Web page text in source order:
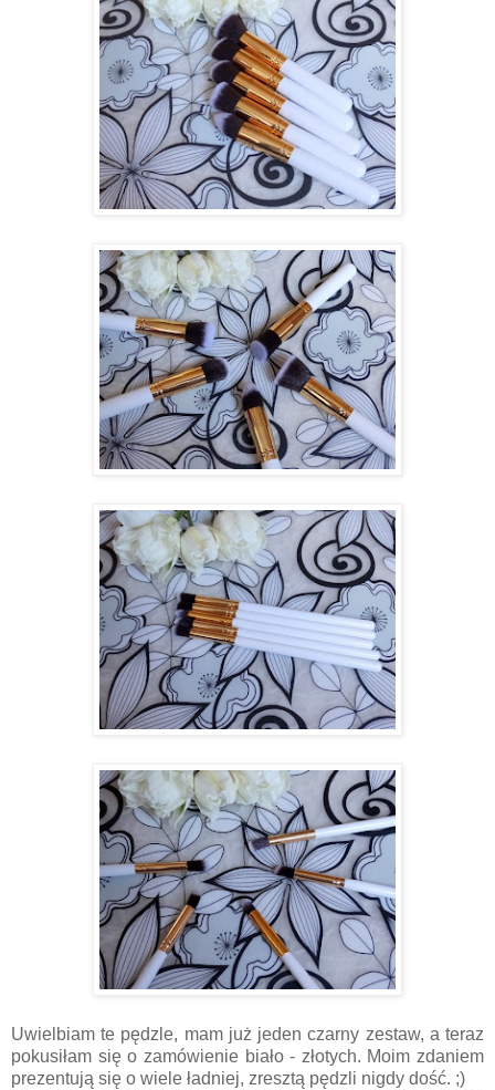
Uwielbiam te pędzle, mam już jeden czarny zestaw, a teraz
pokusiłam się o zamówienie biało - złotych. Moim zdaniem
prezentują się o wiele ładniej, zresztą pędzli nigdy dość. ;)